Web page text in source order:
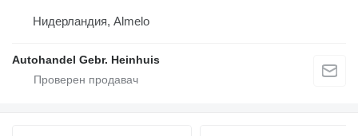
Нидерландия, Almelo
Autohandel Gebr. Heinhuis